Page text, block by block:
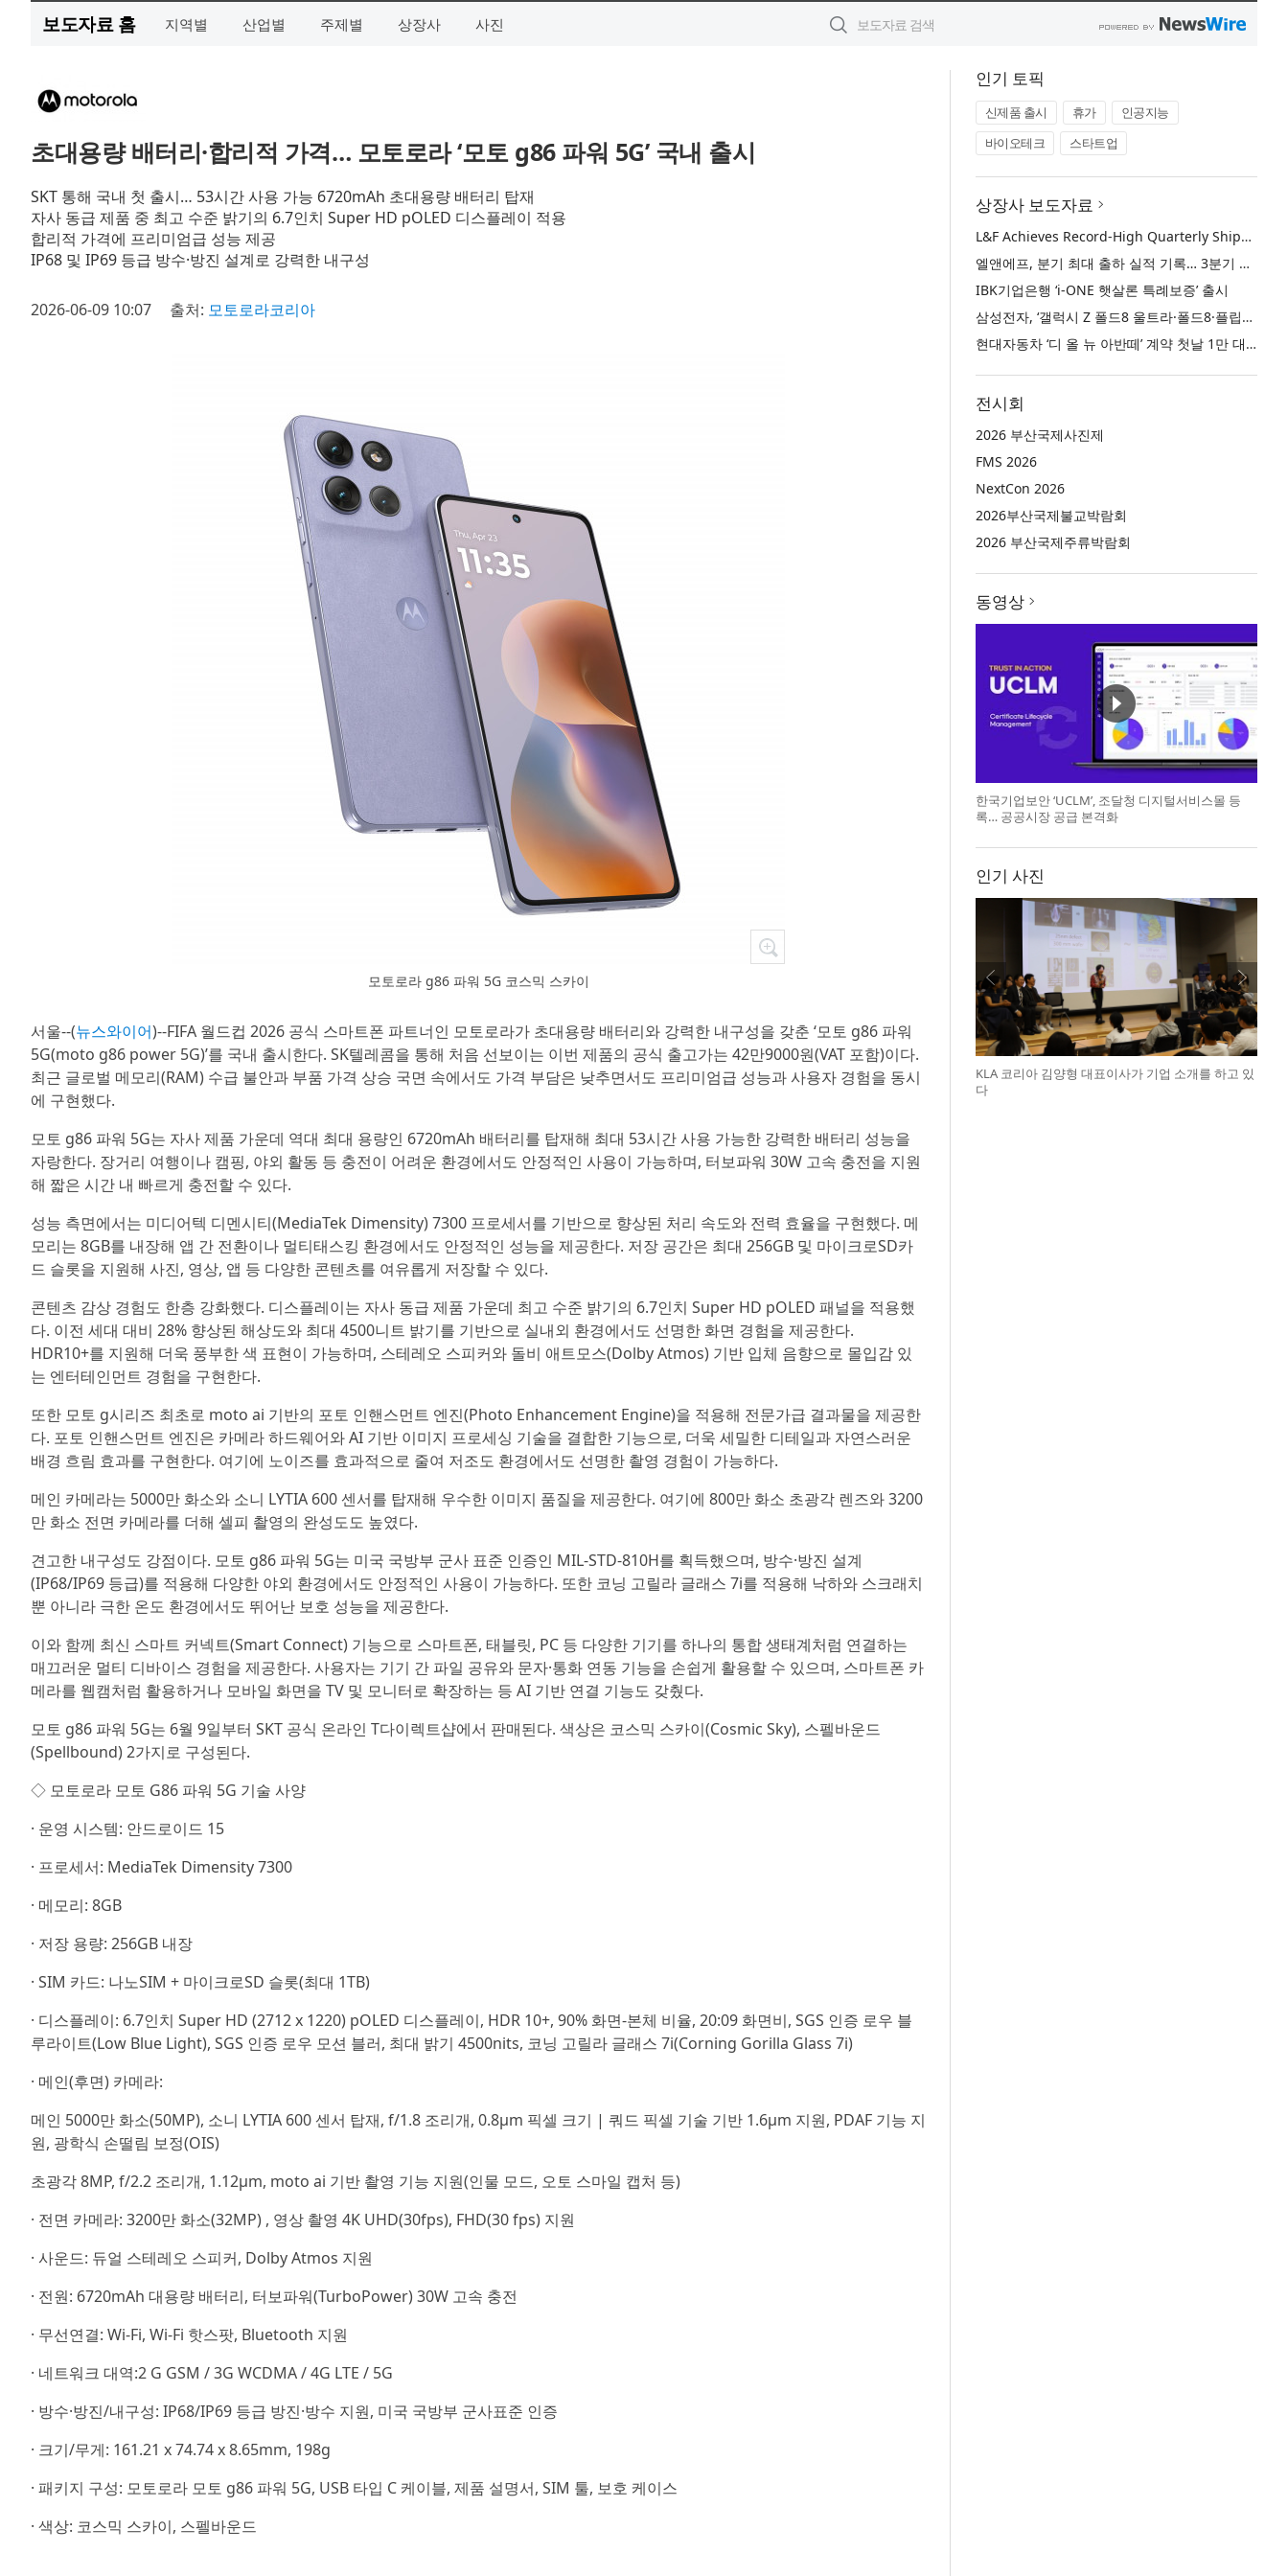
보도자료 홈 지역별 산업별 주제별 상장사 사진
초대용량 배터리·합리적 가격… 모토로라 ‘모토 g86 파워 5G’ 국내 출시
SKT 통해 국내 첫 출시… 53시간 사용 가능 6720mAh 초대용량 배터리 탑재
자사 동급 제품 중 최고 수준 밝기의 6.7인치 Super HD pOLED 디스플레이 적용
합리적 가격에 프리미엄급 성능 제공
IP68 및 IP69 등급 방수·방진 설계로 강력한 내구성
2026-06-09 10:07 출처: 모토로라코리아
모토로라 g86 파워 5G 코스믹 스카이
서울--(뉴스와이어)--FIFA 월드컵 2026 공식 스마트폰 파트너인 모토로라가 초대용량 배터리와 강력한 내구성을 갖춘 ‘모토 g86 파워
5G(moto g86 power 5G)’를 국내 출시한다. SK텔레콤을 통해 처음 선보이는 이번 제품의 공식 출고가는 42만9000원(VAT 포함)이다.
최근 글로벌 메모리(RAM) 수급 불안과 부품 가격 상승 국면 속에서도 가격 부담은 낮추면서도 프리미엄급 성능과 사용자 경험을 동시
에 구현했다.
모토 g86 파워 5G는 자사 제품 가운데 역대 최대 용량인 6720mAh 배터리를 탑재해 최대 53시간 사용 가능한 강력한 배터리 성능을
자랑한다. 장거리 여행이나 캠핑, 야외 활동 등 충전이 어려운 환경에서도 안정적인 사용이 가능하며, 터보파워 30W 고속 충전을 지원
해 짧은 시간 내 빠르게 충전할 수 있다.
성능 측면에서는 미디어텍 디멘시티(MediaTek Dimensity) 7300 프로세서를 기반으로 향상된 처리 속도와 전력 효율을 구현했다. 메
모리는 8GB를 내장해 앱 간 전환이나 멀티태스킹 환경에서도 안정적인 성능을 제공한다. 저장 공간은 최대 256GB 및 마이크로SD카
드 슬롯을 지원해 사진, 영상, 앱 등 다양한 콘텐츠를 여유롭게 저장할 수 있다.
콘텐츠 감상 경험도 한층 강화했다. 디스플레이는 자사 동급 제품 가운데 최고 수준 밝기의 6.7인치 Super HD pOLED 패널을 적용했
다. 이전 세대 대비 28% 향상된 해상도와 최대 4500니트 밝기를 기반으로 실내외 환경에서도 선명한 화면 경험을 제공한다.
HDR10+를 지원해 더욱 풍부한 색 표현이 가능하며, 스테레오 스피커와 돌비 애트모스(Dolby Atmos) 기반 입체 음향으로 몰입감 있
는 엔터테인먼트 경험을 구현한다.
또한 모토 g시리즈 최초로 moto ai 기반의 포토 인핸스먼트 엔진(Photo Enhancement Engine)을 적용해 전문가급 결과물을 제공한
다. 포토 인핸스먼트 엔진은 카메라 하드웨어와 AI 기반 이미지 프로세싱 기술을 결합한 기능으로, 더욱 세밀한 디테일과 자연스러운
배경 흐림 효과를 구현한다. 여기에 노이즈를 효과적으로 줄여 저조도 환경에서도 선명한 촬영 경험이 가능하다.
메인 카메라는 5000만 화소와 소니 LYTIA 600 센서를 탑재해 우수한 이미지 품질을 제공한다. 여기에 800만 화소 초광각 렌즈와 3200
만 화소 전면 카메라를 더해 셀피 촬영의 완성도도 높였다.
견고한 내구성도 강점이다. 모토 g86 파워 5G는 미국 국방부 군사 표준 인증인 MIL-STD-810H를 획득했으며, 방수·방진 설계
(IP68/IP69 등급)를 적용해 다양한 야외 환경에서도 안정적인 사용이 가능하다. 또한 코닝 고릴라 글래스 7i를 적용해 낙하와 스크래치
뿐 아니라 극한 온도 환경에서도 뛰어난 보호 성능을 제공한다.
이와 함께 최신 스마트 커넥트(Smart Connect) 기능으로 스마트폰, 태블릿, PC 등 다양한 기기를 하나의 통합 생태계처럼 연결하는
매끄러운 멀티 디바이스 경험을 제공한다. 사용자는 기기 간 파일 공유와 문자·통화 연동 기능을 손쉽게 활용할 수 있으며, 스마트폰 카
메라를 웹캠처럼 활용하거나 모바일 화면을 TV 및 모니터로 확장하는 등 AI 기반 연결 기능도 갖췄다.
모토 g86 파워 5G는 6월 9일부터 SKT 공식 온라인 T다이렉트샵에서 판매된다. 색상은 코스믹 스카이(Cosmic Sky), 스펠바운드
(Spellbound) 2가지로 구성된다.
◇ 모토로라 모토 G86 파워 5G 기술 사양
· 운영 시스템: 안드로이드 15
· 프로세서: MediaTek Dimensity 7300
· 메모리: 8GB
· 저장 용량: 256GB 내장
· SIM 카드: 나노SIM + 마이크로SD 슬롯(최대 1TB)
· 디스플레이: 6.7인치 Super HD (2712 x 1220) pOLED 디스플레이, HDR 10+, 90% 화면-본체 비율, 20:09 화면비, SGS 인증 로우 블
루라이트(Low Blue Light), SGS 인증 로우 모션 블러, 최대 밝기 4500nits, 코닝 고릴라 글래스 7i(Corning Gorilla Glass 7i)
· 메인(후면) 카메라:
메인 5000만 화소(50MP), 소니 LYTIA 600 센서 탑재, f/1.8 조리개, 0.8μm 픽셀 크기 | 쿼드 픽셀 기술 기반 1.6μm 지원, PDAF 기능 지
원, 광학식 손떨림 보정(OIS)
초광각 8MP, f/2.2 조리개, 1.12μm, moto ai 기반 촬영 기능 지원(인물 모드, 오토 스마일 캡처 등)
· 전면 카메라: 3200만 화소(32MP) , 영상 촬영 4K UHD(30fps), FHD(30 fps) 지원
· 사운드: 듀얼 스테레오 스피커, Dolby Atmos 지원
· 전원: 6720mAh 대용량 배터리, 터보파워(TurboPower) 30W 고속 충전
· 무선연결: Wi-Fi, Wi-Fi 핫스팟, Bluetooth 지원
· 네트워크 대역:2 G GSM / 3G WCDMA / 4G LTE / 5G
· 방수·방진/내구성: IP68/IP69 등급 방진·방수 지원, 미국 국방부 군사표준 인증
· 크기/무게: 161.21 x 74.74 x 8.65mm, 198g
· 패키지 구성: 모토로라 모토 g86 파워 5G, USB 타입 C 케이블, 제품 설명서, SIM 툴, 보호 케이스
· 색상: 코스믹 스카이, 스펠바운드
인기 토픽
신제품 출시 휴가
인공지능
바이오테크
스타트업
상장사 보도자료
L&F Achieves Record-High Quarterly Shipments, Begins LFP Supply for North American ESS in Q3 Advancing its Two-Track NCM and LFP Growth Strategy
엘앤에프, 분기 최대 출하 실적 기록… 3분기 북미 ESS향 LFP 공급 착수 NCM+LFP ‘2-Track’ 성장 전략 실현
IBK기업은행 ‘i-ONE 햇살론 특례보증’ 출시
삼성전자, ‘갤럭시 Z 폴드8 울트라·폴드8·플립8’과 ‘갤럭시 워치 울트라2·워치9’ 국내 공식 출시
현대자동차 ‘디 올 뉴 아반떼’ 계약 첫날 1만 대 돌파
전시회
2026 부산국제사진제
FMS 2026
NextCon 2026
2026부산국제불교박람회
2026 부산국제주류박람회
동영상
한국기업보안 ‘UCLM’, 조달청 디지털서비스몰 등
록… 공공시장 공급 본격화
인기 사진
KLA 코리아 김양형 대표이사가 기업 소개를 하고 있
다